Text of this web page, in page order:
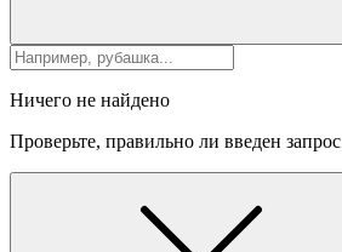
Ничего не найдено
Проверьте, правильно ли введен запрос